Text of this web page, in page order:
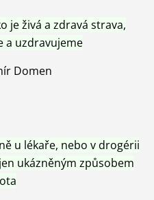
je živá a zdravá strava,
a uzdravujeme
Domen
u lékaře, nebo v drogérii
ukázněným způsobem